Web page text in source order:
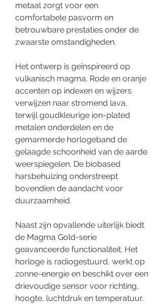
metaal zorgt voor een
comfortabele pasvorm en
betrouwbare prestaties onder de
zwaarste omstandigheden.
Het ontwerp is geïnspireerd op
vulkanisch magma. Rode en oranje
accenten op indexen en wijzers
verwijzen naar stromend lava,
terwijl goudkleurige ion-plated
metalen onderdelen en de
gemarmerde horlogeband de
gelaagde schoonheid van de aarde
weerspiegelen. De biobased
harsbehuizing onderstreept
bovendien de aandacht voor
duurzaamheid.
Naast zijn opvallende uiterlijk biedt
de Magma Gold-serie
geavanceerde functionaliteit. Het
horloge is radiogestuurd, werkt op
zonne-energie en beschikt over een
drievoudige sensor voor richting,
hoogte, luchtdruk en temperatuur.